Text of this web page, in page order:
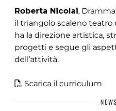
Roberta Nicolai,
il triangolo scaleno teatro
ha la direzione artistica,
progetti e segue gli
dell’attività.
Scarica il curriculum
NEWS